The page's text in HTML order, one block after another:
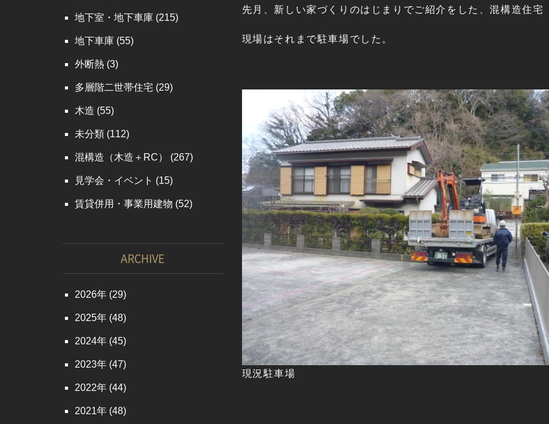
先月、新しい家づくりのはじまりでご紹介をした、混構造住
現場はそれまで駐車場でした。
現況駐車場
地下室・地下車庫 (215)
地下車庫 (55)
外断熱 (3)
多層階二世帯住宅 (29)
木造 (55)
未分類 (112)
混構造（木造＋RC） (267)
見学会・イベント (15)
賃貸併用・事業用建物 (52)
ARCHIVE
2026 (29)
2025 (48)
2024 (45)
2023 (47)
2022 (44)
2021 (48)